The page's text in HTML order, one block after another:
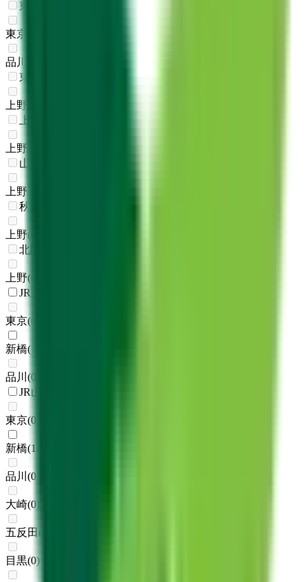
東海道新幹線
東京
品川
東北新幹線
上野
上越新幹線
上野
山形新幹線
上野
秋田新幹線
上野(
北陸新幹線
上野(
JR東海道本線(東京～熱海)
東京(
新橋(
品川 (0
JR山手線
東京(0
新橋(1
品川 (0
大崎(0)
五反田 (
目黒(0)